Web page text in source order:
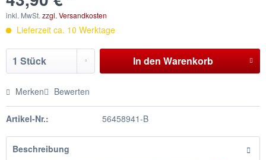
inkl. MwSt. zzgl. Versandkosten
Lieferzeit ca. 10 Werktage
In den Warenkorb
Merken Bewerten
Artikel-Nr.: 56458941-B
Beschreibung